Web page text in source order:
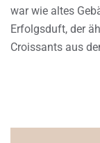
war wie altes
Erfolgsduft, der
Croissants aus